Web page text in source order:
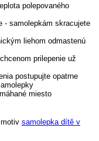
polepovaného
- samolepkám skracujete
liehom odmastenú
prilepenie už
postupujte opatrne
miesto
samolepka dítě v